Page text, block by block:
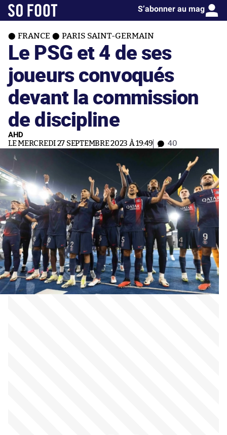
S’abonner au mag
FRANCE PARIS SAINT-GERMAIN
Le PSG et 4 de ses
joueurs convoqués
devant la commission
de discipline
AHD
LE MERCREDI 27 SEPTEMBRE 2023 À 19:49 40